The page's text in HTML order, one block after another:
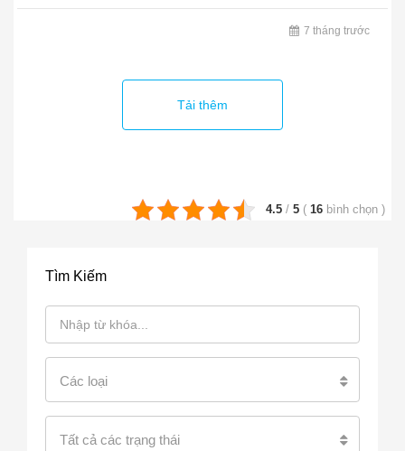
7 tháng trước
Tải thêm
4.5 / 5 ( 16 bình chọn )
Tìm Kiếm
Các loại
Tất cả các trạng thái